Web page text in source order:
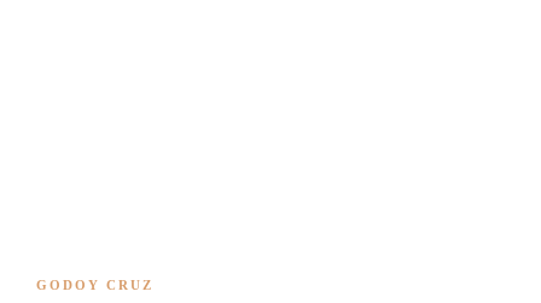
GODOY CRUZ